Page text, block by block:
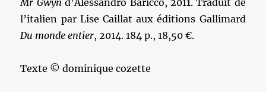
Mr Gwyn d’Alessandro Baricco, 2011. Traduit de
l’italien par Lise Caillat aux éditions Gallimard
Du monde entier, 2014. 184 p., 18,50 €.
Texte © dominique cozette